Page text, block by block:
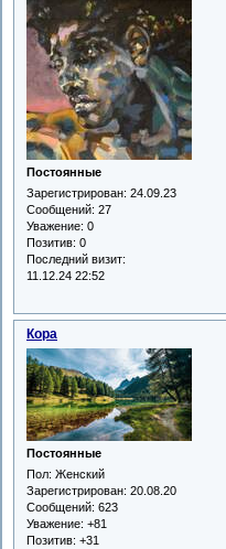
Постоянные
Зарегистрирован: 24.09.23
Сообщений: 27
Уважение: 0
Позитив: 0
Последний визит:
11.12.24 22:52
Кора
Постоянные
Пол: Женский
Зарегистрирован: 20.08.20
Сообщений: 623
Уважение: +81
Позитив: +31